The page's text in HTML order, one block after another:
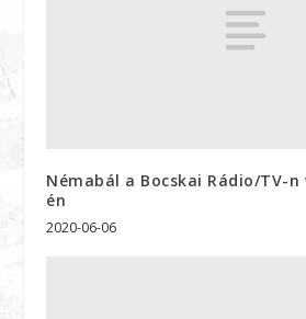
Némabál a Bocskai Rádio/TV-
én
2020-06-06